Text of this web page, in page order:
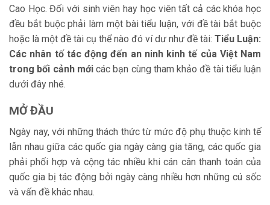
Cao Học. Đối với sinh viên hay học viên tất cả các khóa học
đều bắt buộc phải làm một bài tiểu luận, với đề tài bắt buộc
hoặc là một đề tài cụ thể nào đó ví dư như đề tài: Tiểu Luận:
Các nhân tố tác động đến an ninh kinh tế của Việt Nam
trong bối cảnh mới các bạn cùng tham khảo đề tài tiểu luận
dưới đây nhé.
MỞ ĐẦU
Ngày nay, với những thách thức từ mức độ phụ thuộc kinh tế
lẫn nhau giữa các quốc gia ngày càng gia tăng, các quốc gia
phải phối hợp và cộng tác nhiều khi cán cân thanh toán của
quốc gia bị tác động bởi ngày càng nhiều hơn những cú sốc
và vấn đề khác nhau.